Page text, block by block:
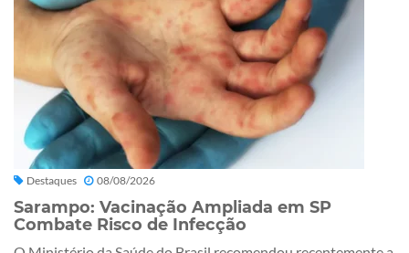
Destaques 08/08/2026
Sarampo: Vacinação Ampliada em SP
Combate Risco de Infecção